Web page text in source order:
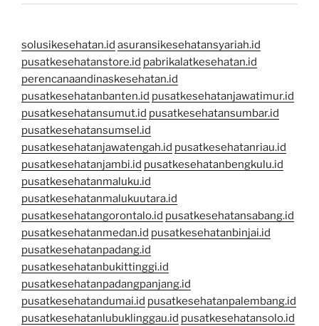
solusikesehatan.id asuransikesehatansyariah.id
pusatkesehatanstore.id pabrikalatkesehatan.id
perencanaandinaskesehatan.id
pusatkesehatanbanten.id pusatkesehatanjawatimur.id
pusatkesehatansumut.id pusatkesehatansumbar.id
pusatkesehatansumsel.id
pusatkesehatanjawatengah.id pusatkesehatanriau.id
pusatkesehatanjambi.id pusatkesehatanbengkulu.id
pusatkesehatanmaluku.id
pusatkesehatanmalukuutara.id
pusatkesehatangorontalo.id pusatkesehatansabang.id
pusatkesehatanmedan.id pusatkesehatanbinjai.id
pusatkesehatanpadang.id
pusatkesehatanbukittinggi.id
pusatkesehatanpadangpanjang.id
pusatkesehatandumai.id pusatkesehatanpalembang.id
pusatkesehatanlubuklinggau.id pusatkesehatansolo.id